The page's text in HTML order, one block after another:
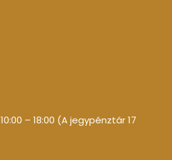
10:00 – 18:00 (A jegypénztár 17